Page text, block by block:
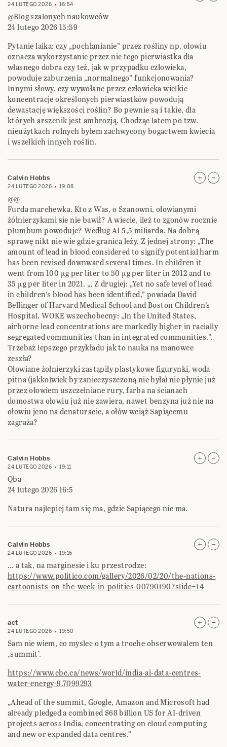
24 LUTEGO 2026 16:54
@Blog szalonych naukowców
24 lutego 2026 15:59
Pytanie laika: czy „pochłanianie” przez rośliny np. ołowiu
oznacza wykorzystanie przez nie tego pierwiastka dla
własnego dobra czy też, jak w przypadku człowieka,
powoduje zaburzenia „normalnego” funkcjonowania?
Innymi słowy, czy wywołane przez człowieka wielkie
koncentracje określonych pierwiastków powodują
dewastację większości roślin? Bo pewnie są i takie, dla
których arszenik jest ambrozją. Chodząc latem po tzw.
nieużytkach rolnych byłem zachwycony bogactwem kwiecia
i wszelkich innych roślin.
Calvin Hobbs
24 LUTEGO 2026 19:08
@@
Furda marchewka. Kto z Was, o Szanowni, ołowianymi
żółnierzykami sie nie bawił? A wiecie, ileż to zgonów rocznie
plumbum powoduje? Według AI 5,5 miliarda. Na dobrą
sprawę nikt nie wie gdzie granica leży. Z jednej strony: „The
amount of lead in blood considered to signify potential harm
has been revised downward several times. In children it
went from 100 μg per liter to 50 μg per liter in 2012 and to
35 μg per liter in 2021. „, Z drugiej: „Yet no safe level of lead
in children’s blood has been identified,” powiada David
Bellinger of Harvard Medical School and Boston Children’s
Hospital. WOKE wszechobecny: „In the United States,
airborne lead concentrations are markedly higher in racially
segregated communities than in integrated communities.”.
Trzebaż lepszego przykładu jak to nauka na manowce
zeszła?
Ołowiane żołnierzyki zastąpiły plastykowe figurynki, woda
pitna (jakkolwiek by zanieczyszczoną nie była) nie płynie już
przez ołowiem uszczelniane rury, farba na ścianach
domostwa ołowiu już nie zawiera, nawet benzyna już nie na
ołowiu jeno na denaturacie, a ołów wciąż Sapiącemu
zagraża?
Calvin Hobbs
24 LUTEGO 2026 19:11
Qba
24 lutego 2026 16:5
Natura najlepiej tam się ma, gdzie Sapiącego nie ma.
Calvin Hobbs
24 LUTEGO 2026 19:16
… a tak, na marginesie i ku przestrodze:
https://www.politico.com/gallery/2026/02/20/the-nations-
cartoonists-on-the-week-in-politics-00790190?slide=14
act
24 LUTEGO 2026 19:50
Sam nie wiem, co myslec o tym a troche obserwowalem ten
‚summit’.
https://www.cbc.ca/news/world/india-ai-data-centres-
water-energy-9.7099293
„Ahead of the summit, Google, Amazon and Microsoft had
already pledged a combined $68 billion US for AI-driven
projects across India, concentrating on cloud computing
and new or expanded data centres.”